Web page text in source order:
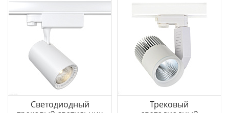
Светодиодный
Трековый